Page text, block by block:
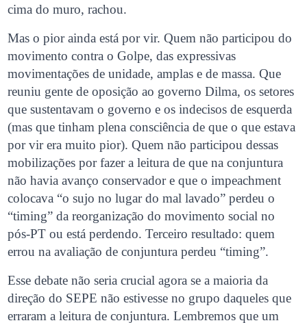
cima do muro, rachou.
Mas o pior ainda está por vir. Quem não participou do
movimento contra o Golpe, das expressivas
movimentações de unidade, amplas e de massa. Que
reuniu gente de oposição ao governo Dilma, os setores
que sustentavam o governo e os indecisos de esquerda
(mas que tinham plena consciência de que o que estava
por vir era muito pior). Quem não participou dessas
mobilizações por fazer a leitura de que na conjuntura
não havia avanço conservador e que o impeachment
colocava “o sujo no lugar do mal lavado” perdeu o
“timing” da reorganização do movimento social no
pós-PT ou está perdendo. Terceiro resultado: quem
errou na avaliação de conjuntura perdeu “timing”.
Esse debate não seria crucial agora se a maioria da
direção do SEPE não estivesse no grupo daqueles que
erraram a leitura de conjuntura. Lembremos que um